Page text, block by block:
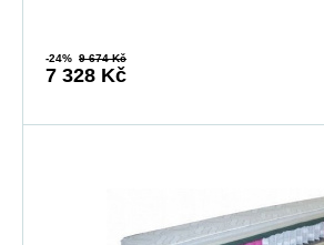
-24% 9 674 Kč
7 328 Kč